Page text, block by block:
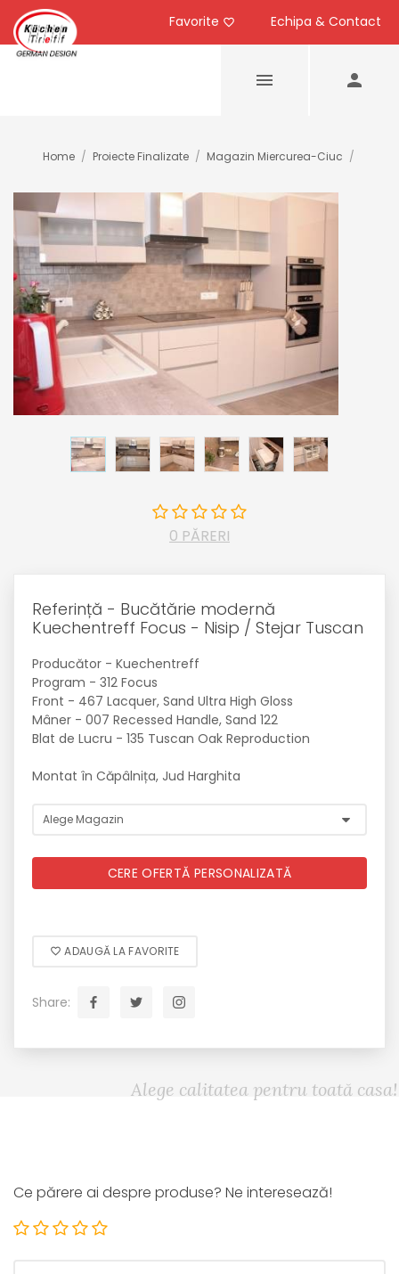
Echipa & Contact
Favorite
Home / Proiecte Finalizate / Magazin Miercurea-Ciuc /
0 PĂRERI
Referință - Bucătărie modernă
Kuechentreff Focus - Nisip / Stejar Tuscan
Producător - Kuechentreff
Program - 312 Focus
Front - 467 Lacquer, Sand Ultra High Gloss
Mâner - 007 Recessed Handle, Sand 122
Blat de Lucru - 135 Tuscan Oak Reproduction
Montat în Căpâlnița, Jud Harghita
CERE OFERTĂ PERSONALIZATĂ
ADAUGĂ LA FAVORITE
Share:
Alege calitatea pentru toată casa!
Ce părere ai despre produse? Ne interesează!